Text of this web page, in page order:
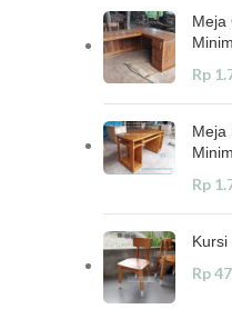
Meja
Rp
Meja
Rp
Rp